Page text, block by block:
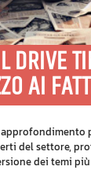
DRIVE
AI
del settore,
dei temi